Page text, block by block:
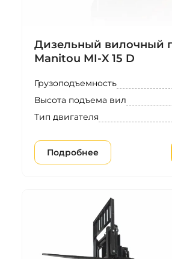
Дизельный вилочный
Manitou MI‑X 15 D
Грузоподъемность
Высота подъема вил
Тип двигателя
Подробнее